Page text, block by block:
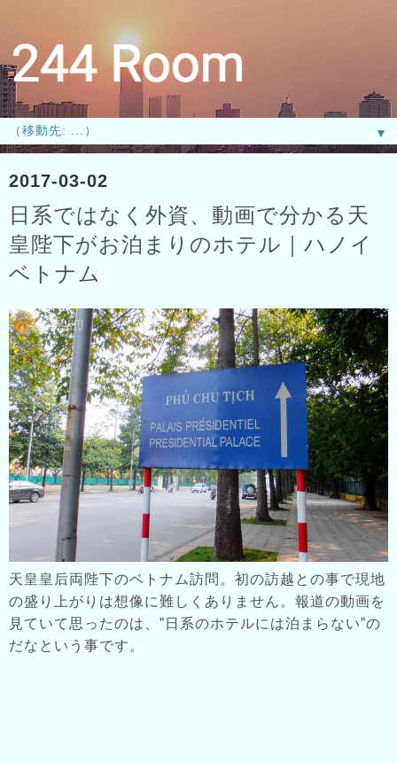
▼
2017-03-02
日系ではなく外資、動画で分かる天
皇陛下がお泊まりのホテル｜ハノイ
ベトナム
天皇皇后両陛下のベトナム訪問。初の訪越との事で現地
の盛り上がりは想像に難しくありません。報道の動画を
見ていて思ったのは、”日系のホテルには泊まらない”の
だなという事です。